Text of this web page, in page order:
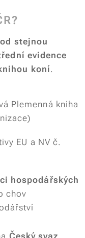
stejnou
evidence
koní.
Plemenná kniha
EU a NV č.
hospodářských
chov